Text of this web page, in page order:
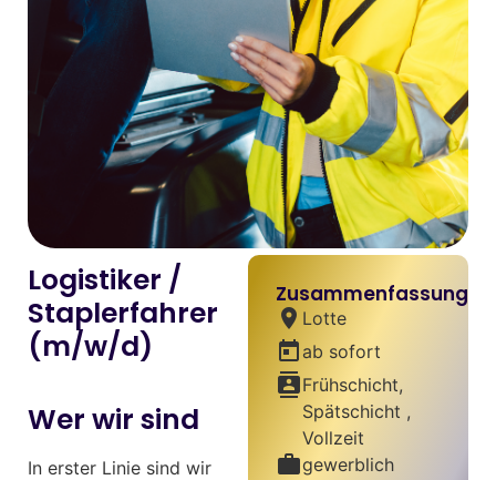
Logistiker /
Staplerfahrer
(m/w/d)
Wer wir sind
In erster Linie sind wir
Zusammenfassung
location_on Lotte
today ab sofort
contactsFrühschicht,
Spätschicht ,
Vollzeit
workgewerblich